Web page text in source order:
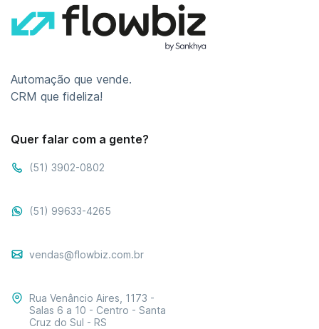
Automação que vende.
CRM que fideliza!
Quer falar com a gente?
(51) 3902-0802
(51) 99633-4265
vendas@flowbiz.com.br
Rua Venâncio Aires, 1173 -
Salas 6 a 10 - Centro - Santa
Cruz do Sul - RS